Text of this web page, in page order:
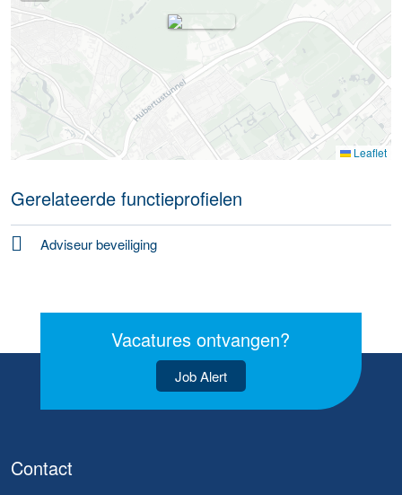
Leaflet
Gerelateerde functieprofielen
Adviseur beveiliging
Vacatures ontvangen?
Job Alert
Contact